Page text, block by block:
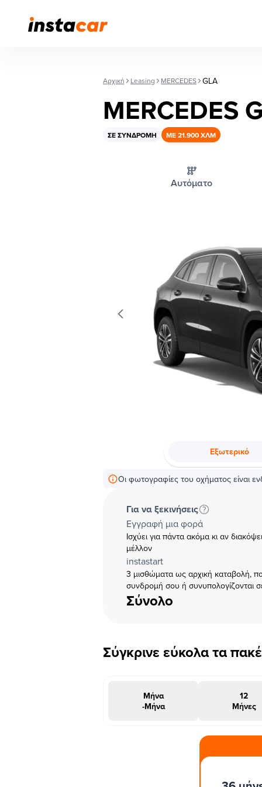
Αρχική Leasing MERCEDES GLA
MERCEDES
ΣΕ ΣΥΝΔΡΟΜΉ ΜΕ 21.900 ΧΛΜ
Αυτόματο
Εξωτερικό
Οι φωτογραφίες του οχήματος είναι
Για να ξεκινήσεις
Εγγραφή μια φορά
Ισχύει για πάντα ακόμα κι αν
μέλλον
instastart
3 μισθώματα ως αρχική καταβολή,
συνδρομή σου ή συνυπολογίζονται
Σύνολο
Σύγκρινε εύκολα τα
Μήνα
-Μήνα
12
Μήνες